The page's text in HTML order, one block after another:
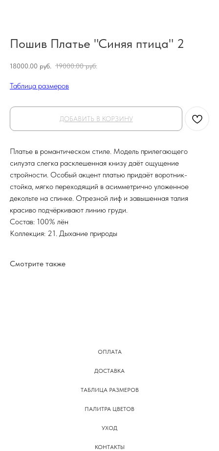
Пошив Платье "Синяя птица" 2
18000.00 руб. 19000.00 руб.
Таблица размеров
ДОБАВИТЬ В КОРЗИНУ
Платье в романтическом стиле. Модель прилегающего
силуэта слегка расклешенная книзу даёт ощущение
стройности. Особый акцент платью придаёт воротник-
стойка, мягко переходящий в асимметрично уложенное
декольте на спинке. Отрезной лиф и завышенная талия
красиво подчёркивают линию груди.
Состав: 100% лён
Коллекция: 21. Дыхание природы
Смотрите также
ОПЛАТА
ДОСТАВКА
ТАБЛИЦА РАЗМЕРОВ
ПАЛИТРА ЦВЕТОВ
УХОД
КОНТАКТЫ